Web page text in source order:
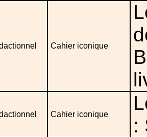
Cahier iconique
Cahier iconique
: